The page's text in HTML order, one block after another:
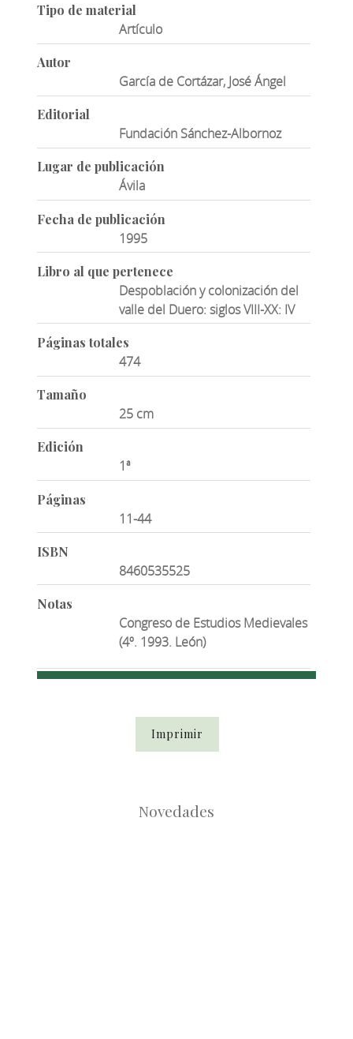
Tipo de material
Artículo
Autor
García de Cortázar, José Ángel
Editorial
Fundación Sánchez-Albornoz
Lugar de publicación
Ávila
Fecha de publicación
1995
Libro al que pertenece
Despoblación y colonización del
valle del Duero: siglos VIII-XX: IV
Páginas totales
474
Tamaño
25 cm
Edición
1ª
Páginas
11-44
ISBN
8460535525
Notas
Congreso de Estudios Medievales
(4º. 1993. León)
Imprimir
Novedades